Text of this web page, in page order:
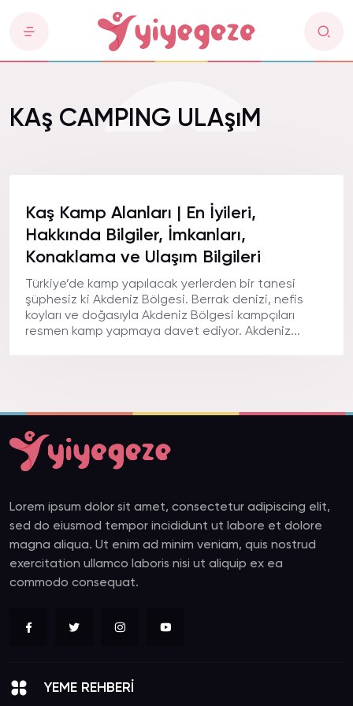
KAş CAMPING ULAşıM
Kaş Kamp Alanları | En İyileri,
Hakkında Bilgiler, İmkanları,
Konaklama ve Ulaşım Bilgileri
Türkiye’de kamp yapılacak yerlerden bir tanesi
şüphesiz ki Akdeniz Bölgesi. Berrak denizi, nefis
koyları ve doğasıyla Akdeniz Bölgesi kampçıları
resmen kamp yapmaya davet ediyor. Akdeniz...
Lorem ipsum dolor sit amet, consectetur adipiscing elit,
sed do eiusmod tempor incididunt ut labore et dolore
magna aliqua. Ut enim ad minim veniam, quis nostrud
exercitation ullamco laboris nisi ut aliquip ex ea
commodo consequat.
YEME REHBERİ